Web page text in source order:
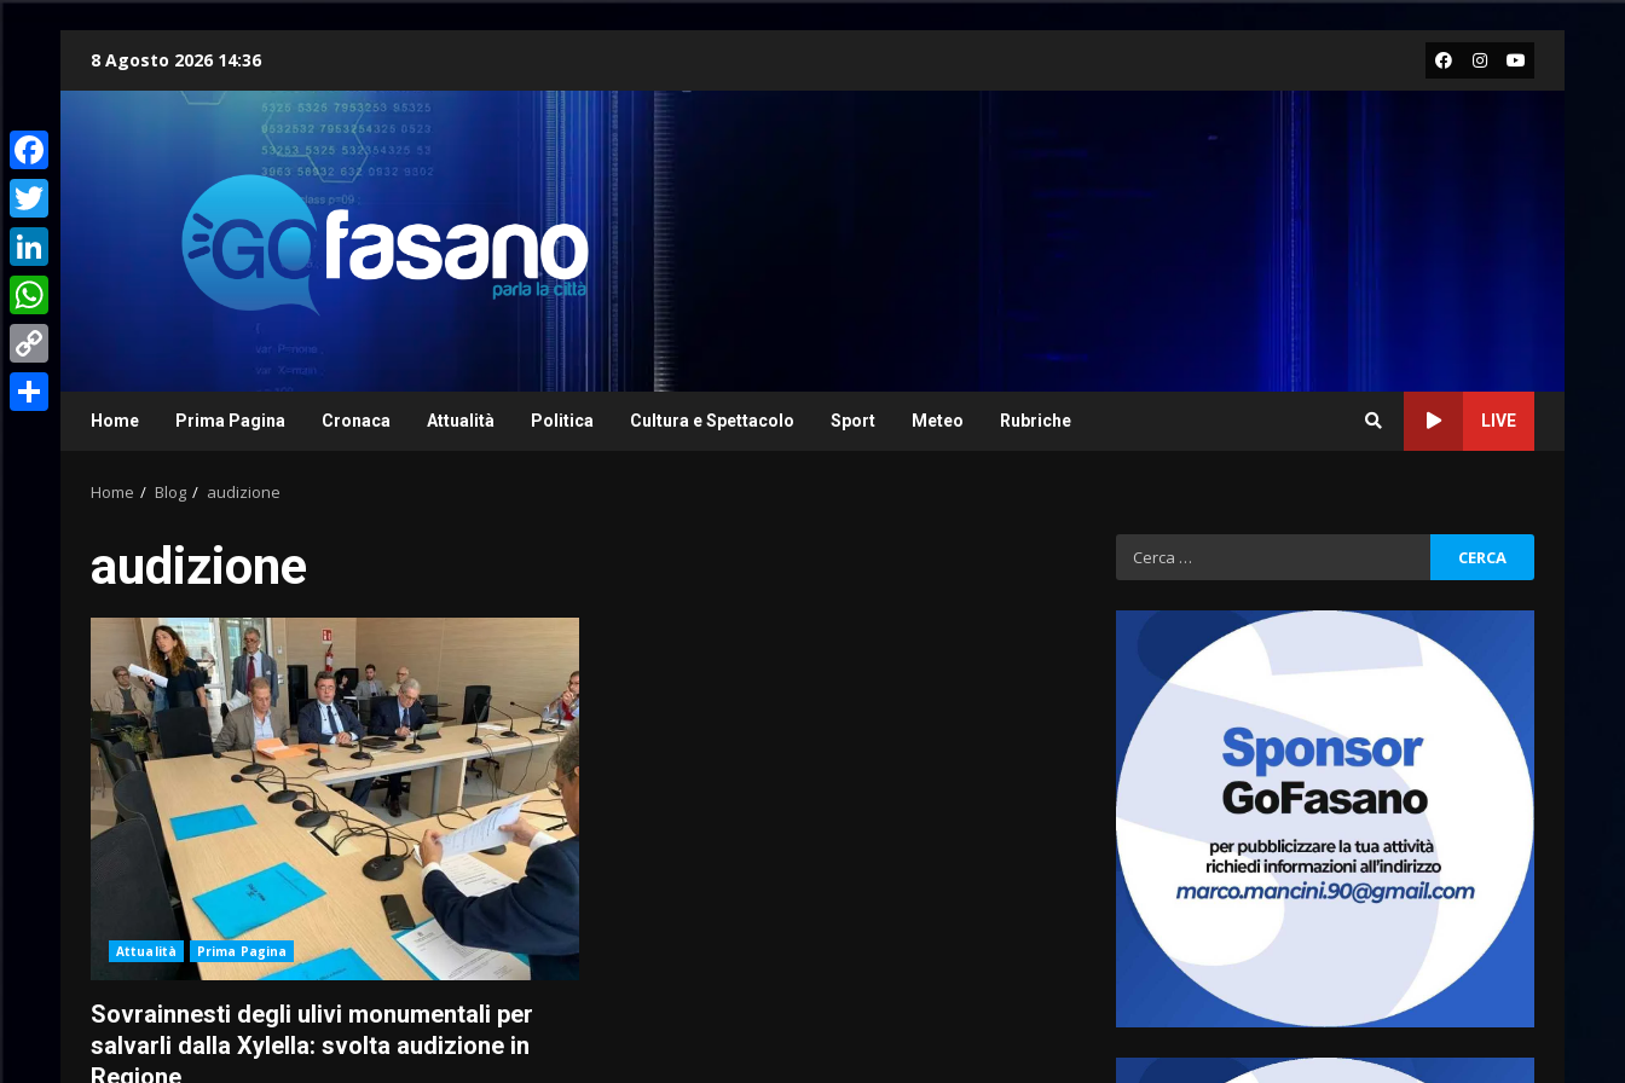
8 Agosto 2026 14:36 Facebook
Instagram
Youtube
Home Prima Pagina Cronaca Attualità Politica Cultura e Spettacolo Sport Meteo Rubriche LIVE
Home Blog audizione
audizione
Attualità Prima Pagina
Sovrainnesti degli ulivi monumentali per
salvarli dalla Xylella: svolta audizione in
Regione
Ricerca
per:
Politiche Giovanili e Mobilità
studenti universitari del
bando “La strada giusta”
8 Agosto 2026 07:15
4
“I Contestatori: Musica di
Rivoluzione”: nuovo
appuntamento con “Fasano in
Banda”
7 Agosto 2026 06:05
5
US Fasano, Scianaro:
“Profonda amarezza per
esclusione dal campionato di
7 Agosto 2026 06:00
Facebook
Twitter
LinkedIn
WhatsApp
Copy